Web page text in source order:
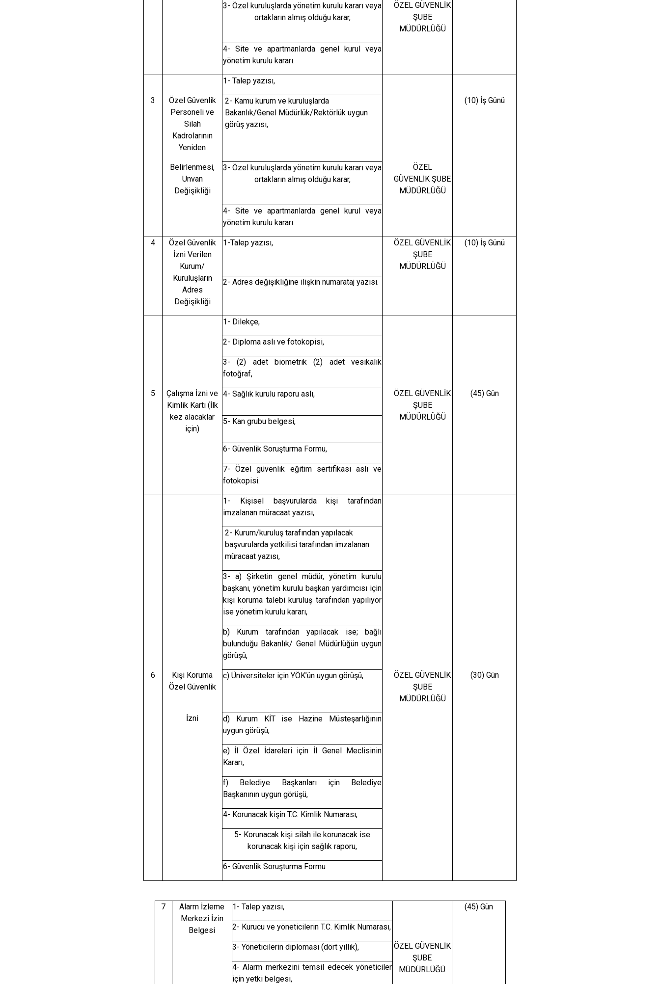
3- Özel kuruluşlarda yönetim kurulu kararı veya
ortakların almış olduğu karar,
ÖZEL GÜVENLİK
ŞUBE
MÜDÜRLÜĞÜ
4- Site ve apartmanlarda genel kurul veya
yönetim kurulu kararı.
1- Talep yazısı,
3
Özel Güvenlik
Personeli ve
Silah
Kadrolarının
Yeniden
2- Kamu kurum ve kuruluşlarda
Bakanlık/Genel Müdürlük/Rektörlük uygun
görüş yazısı,
(10) İş Günü
Belirlenmesi,
Unvan
Değişikliği
3- Özel kuruluşlarda yönetim kurulu kararı veya
ortakların almış olduğu karar,
ÖZEL
GÜVENLİK ŞUBE
MÜDÜRLÜĞÜ
4- Site ve apartmanlarda genel kurul veya
yönetim kurulu kararı.
4
Özel Güvenlik
İzni Verilen
Kurum/
Kuruluşların
Adres
Değişikliği
1-Talep yazısı,
ÖZEL GÜVENLİK
ŞUBE
MÜDÜRLÜĞÜ
(10) İş Günü
2- Adres değişikliğine ilişkin numarataj yazısı.
1- Dilekçe,
2- Diploma aslı ve fotokopisi,
3- (2) adet biometrik (2) adet vesikalık
fotoğraf,
5
Çalışma İzni ve
Kimlik Kartı (İlk
kez alacaklar
için)
4- Sağlık kurulu raporu aslı,
ÖZEL GÜVENLİK
ŞUBE
MÜDÜRLÜĞÜ
(45) Gün
5- Kan grubu belgesi,
6- Güvenlik Soruşturma Formu,
7- Özel güvenlik eğitim sertifikası aslı ve
fotokopisi.
1- Kişisel başvurularda kişi tarafından
imzalanan müracaat yazısı,
2- Kurum/kuruluş tarafından yapılacak
başvurularda yetkilisi tarafından imzalanan
müracaat yazısı,
3- a) Şirketin genel müdür, yönetim kurulu
başkanı, yönetim kurulu başkan yardımcısı için
kişi koruma talebi kuruluş tarafından yapılıyor
ise yönetim kurulu kararı,
b) Kurum tarafından yapılacak ise; bağlı
bulunduğu Bakanlık/ Genel Müdürlüğün uygun
görüşü,
6
Kişi Koruma
Özel Güvenlik
c) Üniversiteler için YÖK’ün uygun görüşü,
ÖZEL GÜVENLİK
ŞUBE
MÜDÜRLÜĞÜ
(30) Gün
İzni
d) Kurum KİT ise Hazine Müsteşarlığının
uygun görüşü,
e) İl Özel İdareleri için İl Genel Meclisinin
Kararı,
f) Belediye Başkanları için Belediye
Başkanının uygun görüşü,
4- Korunacak kişin T.C. Kimlik Numarası,
5- Korunacak kişi silah ile korunacak ise
korunacak kişi için sağlık raporu,
6- Güvenlik Soruşturma Formu
7
Alarm İzleme
Merkezi İzin
Belgesi
1- Talep yazısı,
ÖZEL GÜVENLİK
ŞUBE
MÜDÜRLÜĞÜ
(45) Gün
2- Kurucu ve yöneticilerin T.C. Kimlik Numarası,
3- Yöneticilerin diploması (dört yıllık),
4- Alarm merkezini temsil edecek yöneticiler
için yetki belgesi,